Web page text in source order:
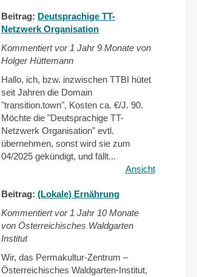
Beitrag: Deutsprachige TT-
Netzwerk Organisation
Kommentiert vor 1 Jahr 9 Monate von
Holger Hüttemann
Hallo, ich, bzw. inzwischen TTBI hütet
seit Jahren die Domain
"transition.town", Kosten ca. €/J. 90.
Möchte die "Deutsprachige TT-
Netzwerk Organisation" evtl.
übernehmen, sonst wird sie zum
04/2025 gekündigt, und fällt...
Ansicht
Beitrag:(Lokale) Ernährung
Kommentiert vor 1 Jahr 10 Monate
von Österreichisches Waldgarten
Institut
Wir, das Permakultur-Zentrum –
Österreichisches Waldgarten-Institut,